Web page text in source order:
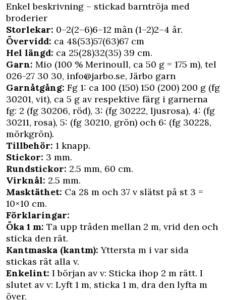
Enkel beskrivning – stickad barntröja med
broderier
Storlekar: 0–2(2–6)6–12 mån (1–2)2–4 år.
Övervidd: ca 48(53)57(63)67 cm
Hel längd: ca 25(28)32(35) 39 cm.
Garn: Mio (100 % Merinoull, ca 50 g = 175 m), tel
026-27 30 30, info@jarbo.se, Järbo garn
Garnåtgång: Fg 1: ca 100 (150) 150 (200) 200 g (fg
30201, vit), ca 5 g av respektive färg i garnerna
fg: 2 (fg 30206, röd), 3: (fg 30222, ljusrosa), 4: (fg
30211, rosa), 5: (fg 30210, grön) och 6: (fg 30228,
mörkgrön).
Tillbehör: 1 knapp.
Stickor: 3 mm.
Rundstickor: 2.5 mm, 60 cm.
Virknål: 2.5 mm.
Masktäthet: Ca 28 m och 37 v slätst på st 3 =
10×10 cm.
Förklaringar:
Öka 1 m: Ta upp tråden mellan 2 m, vrid den och
sticka den rät.
Kantmaska (kantm): Yttersta m i var sida
stickas rät alla v.
Enkelint: I början av v: Sticka ihop 2 m rätt. I
slutet av v: Lyft 1 m, sticka 1 m, dra den lyfta m
över.